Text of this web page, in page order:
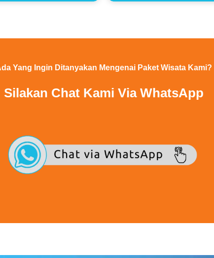
Yang Ingin Ditanyakan Mengenai Paket Wisata Kami?
Silakan Chat Kami Via WhatsApp